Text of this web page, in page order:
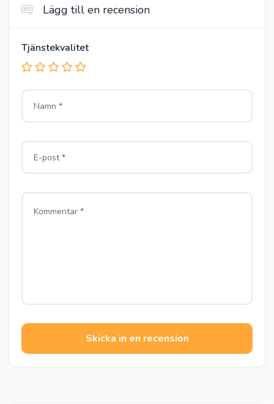
Lägg till en recension
Tjänstekvalitet
Skicka in en recension